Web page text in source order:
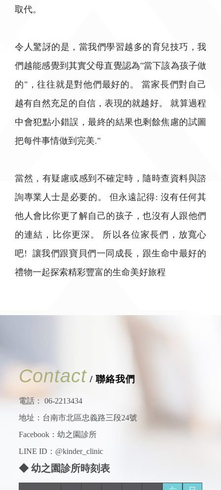
取代。
令人驚訝的是，當我們學習越多的育兒技巧，我
們越能感覺到其實父母直覺認為"當下該為孩子做
的"，往往就是對他們最好的。 當家長們對自己
越有自然充足的自信，表現的就越好。 就算過程
中會犯點小錯誤，最終的結果也剩餘焦慮的試圖
把每件事情做到完美."
當然，有疑慮或感到不確定時，隨時查資料與諮
詢專業人士是必要的。 但永遠記得: 沒有任何其
他人會比你更了解自己的孩子，也沒有人跟他們
的連結，比你更深。 所以各位家長們，放寬心
吧! 讓我們跟寶貝們一同成長，跟生命中最好的
禮物一起探索精彩豐富的生命美好旅程
Contact / 聯絡我們
電話：
06-2213434
地址：台南市北區忠義路三段24號
Facebook： 幼之園診所
LINE ID：@kinder_clinic
◆ 幼之園診所時刻表